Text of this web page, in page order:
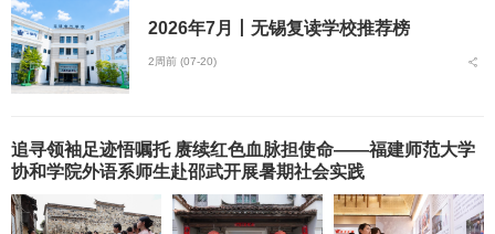
2026年7月丨无锡复读学校推荐榜
2周前 (07-20)
追寻领袖足迹悟嘱托 赓续红色血脉担使命——福建师范大学
协和学院外语系师生赴邵武开展暑期社会实践